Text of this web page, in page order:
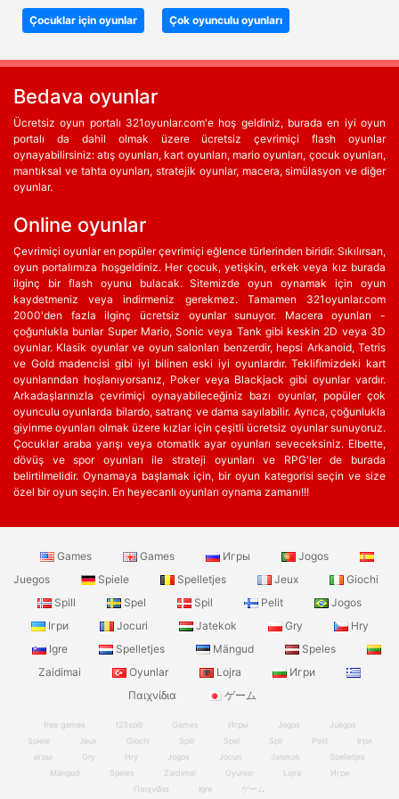
Çocuklar için oyunlar Çok oyunculu oyunları
Bedava oyunlar
Ücretsiz oyun portalı 321oyunlar.com'e hoş geldiniz, burada en iyi oyun
portalı da dahil olmak üzere ücretsiz çevrimiçi flash oyunlar
oynayabilirsiniz: atış oyunları, kart oyunları, mario oyunları, çocuk oyunları,
mantıksal ve tahta oyunları, stratejik oyunlar, macera, simülasyon ve diğer
oyunlar.
Online oyunlar
Çevrimiçi oyunlar en popüler çevrimiçi eğlence türlerinden biridir. Sıkılırsan,
oyun portalımıza hoşgeldiniz. Her çocuk, yetişkin, erkek veya kız burada
ilginç bir flash oyunu bulacak. Sitemizde oyun oynamak için oyun
kaydetmeniz veya indirmeniz gerekmez. Tamamen 321oyunlar.com
2000'den fazla ilginç ücretsiz oyunlar sunuyor. Macera oyunları -
çoğunlukla bunlar Super Mario, Sonic veya Tank gibi keskin 2D veya 3D
oyunlar. Klasik oyunlar ve oyun salonları benzerdir, hepsi Arkanoid, Tetris
ve Gold madencisi gibi iyi bilinen eski iyi oyunlardır. Teklifimizdeki kart
oyunlarından hoşlanıyorsanız, Poker veya Blackjack gibi oyunlar vardır.
Arkadaşlarınızla çevrimiçi oynayabileceğiniz bazı oyunlar, popüler çok
oyunculu oyunlarda bilardo, satranç ve dama sayılabilir. Ayrıca, çoğunlukla
giyinme oyunları olmak üzere kızlar için çeşitli ücretsiz oyunlar sunuyoruz.
Çocuklar araba yarışı veya otomatik ayar oyunları seveceksiniz. Elbette,
dövüş ve spor oyunları ile strateji oyunları ve RPG'ler de burada
belirtilmelidir. Oynamaya başlamak için, bir oyun kategorisi seçin ve size
özel bir oyun seçin. En heyecanlı oyunları oynama zamanı!!!
Games Games Игры
Jogos
Juegos
Spiele Spelletjes Jeux
Giochi
Spill
Spel Spil Pelit
Jogos
Ігри
Jocuri Jatekok Gry
Hry
Igre
Spelletjes Mängud
Speles
Zaidimai
Oyunlar Lojra
Игри
Παιχνίδια
ゲーム
free games 123spill Games Игры Jogos
Juegos
Spiele
Jeux Giochi Spill Spel Spil Pelit
Ігри
игры
Gry Hry Jogos Jocuri Jatekok
Spelletjes
Mängud
Speles Zaidimai Oyunlar Lojra
Игри
Παιχνίδια
Igre ゲーム